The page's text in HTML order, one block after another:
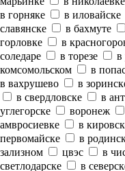
в горняке
в иловайске
славянске
в бахмуте
горловке
в
соледаре
в торезе в
комсомольском
в
в вахрушево
в
в свердловске
в
углегорске
воронеж
амвросиевке
в
первомайске
в
зализном
цвэс в
светлодарске
в